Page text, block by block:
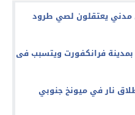
مدني يعتقلون لصي طرود
فرانكفورت ويتسبب فى
نار في ميونخ جنوبي